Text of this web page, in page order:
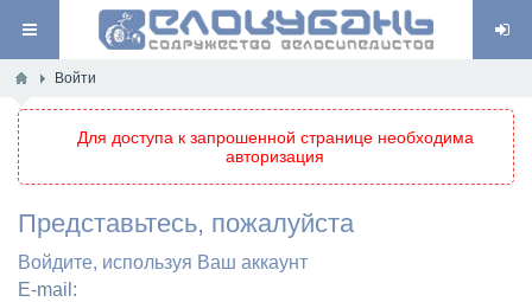
Войти
Для доступа к запрошенной странице необходима
авторизация
Представьтесь, пожалуйста
Войдите, используя Ваш аккаунт
E-mail: